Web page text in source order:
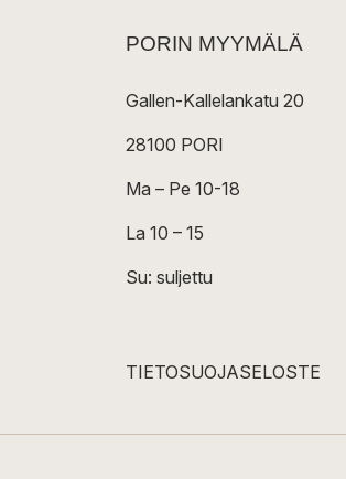
PORIN MYYMÄLÄ
Gallen-Kallelankatu 20
28100 PORI
Ma – Pe 10-18
La 10 – 15
Su: suljettu
TIETOSUOJASELOSTE